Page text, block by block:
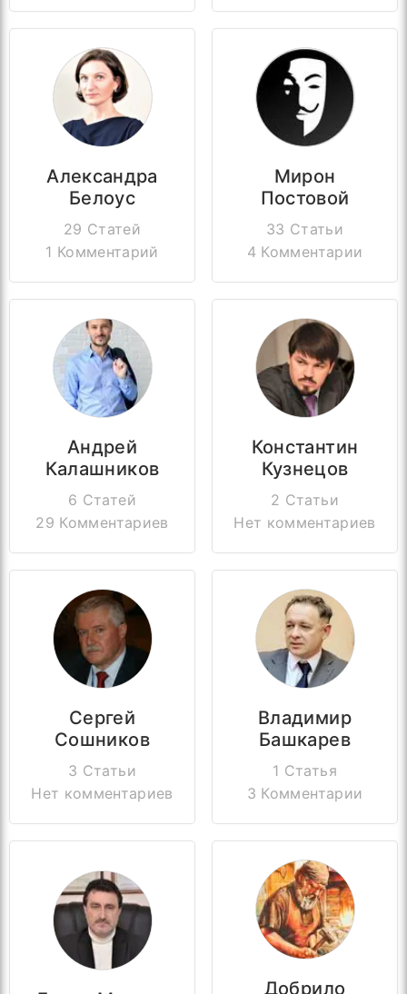
Александра
Белоус
29 Статей
1 Комментарий
Мирон
Постовой
33 Статьи
4 Комментарии
Андрей
Калашников
6 Статей
29 Комментариев
Константин
Кузнецов
2 Статьи
Нет комментариев
Сергей
Сошников
3 Статьи
Нет комментариев
Владимир
Башкарев
1 Статья
3 Комментарии
Добрило